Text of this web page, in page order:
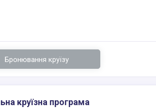
Бронювання круїзу
круїзна програма